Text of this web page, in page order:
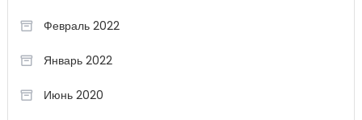
Февраль 2022
Январь 2022
Июнь 2020